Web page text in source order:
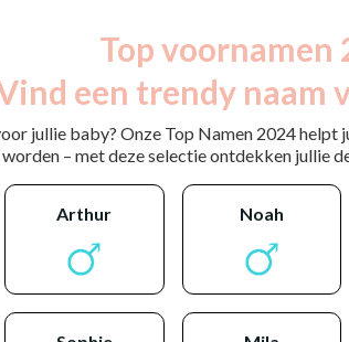
Top voornamen
een trendy naam
jullie baby? Onze Top Namen 2024
– met deze selectie ontdekken jullie
arthur noah